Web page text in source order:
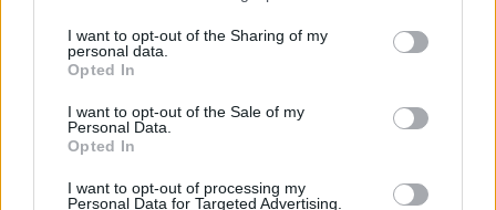
I want to opt-out of the Sharing of my
personal data.
Opted In
I want to opt-out of the Sale of my
Personal Data.
Opted In
I want to opt-out of processing my
Personal Data for Targeted Advertising.